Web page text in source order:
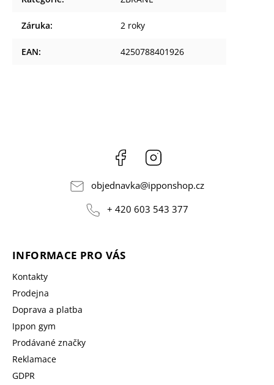
Záruka: 2 roky
EAN: 4250788401926
Facebook
objednavka@ipponshop.cz
+ 420 603 543 377
INFORMACE PRO VÁS
Kontakty
Prodejna
Doprava a platba
Ippon gym
Prodávané značky
Reklamace
GDPR